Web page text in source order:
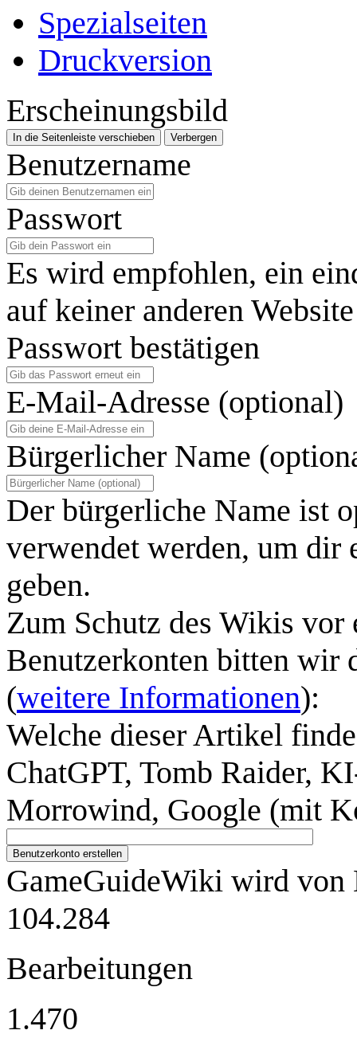
Spezialseiten
Druckversion
Erscheinungsbild
In die Seitenleiste verschieben Verbergen
Benutzername
Passwort
Es wird empfohlen, ein
auf keiner anderen
Passwort bestätigen
E-Mail-Adresse (optional)
Bürgerlicher Name
Der bürgerliche Name ist
verwendet werden, um dir
geben.
Zum Schutz des Wikis
Benutzerkonten bitten wir
(weitere Informationen):
Welche dieser Artikel
ChatGPT, Tomb Raider,
Morrowind, Google (mit
Benutzerkonto erstellen
GameGuideWiki wird von
104.284
Bearbeitungen
1.470